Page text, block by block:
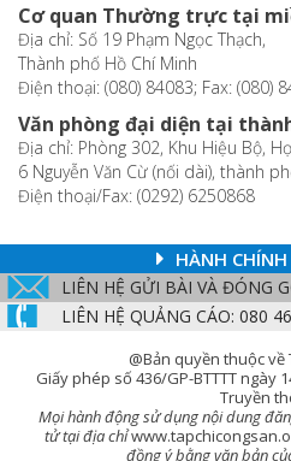
Cơ quan Thường trực tại
Địa chỉ: Số 19 Phạm Ngọc Thạch,
Thành phố Hồ Chí Minh
Điện thoại: (080) 84083; Fax: (080)
Văn phòng đại diện tại
Địa chỉ: Phòng 302, Khu Hiệu Bộ,
6 Nguyễn Văn Cừ (nối dài), thành
Điện thoại/Fax: (0292) 6250868
HÀNH
LIÊN HỆ GỬI BÀI VÀ ĐÓNG
LIÊN HỆ QUẢNG CÁO: 080
@Bản quyền thuộc về
Giấy phép số 436/GP-BTTTT ngày
Truyền
Mọi hành động sử dụng nội dung
tử tại địa chỉ
đồng ý bằng văn bản